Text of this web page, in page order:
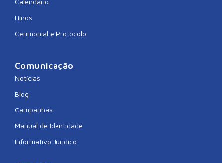
Hinos
Cerimonial e Protocolo
Comunicação
Notícias
Blog
Campanhas
Manual de Identidade
Informativo Jurídico